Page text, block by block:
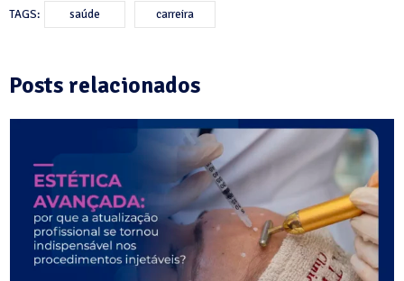
TAGS: saúde carreira
Posts relacionados